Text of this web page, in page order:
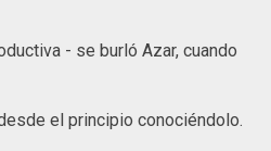
- se burló Azar, cuando
el principio conociéndolo.